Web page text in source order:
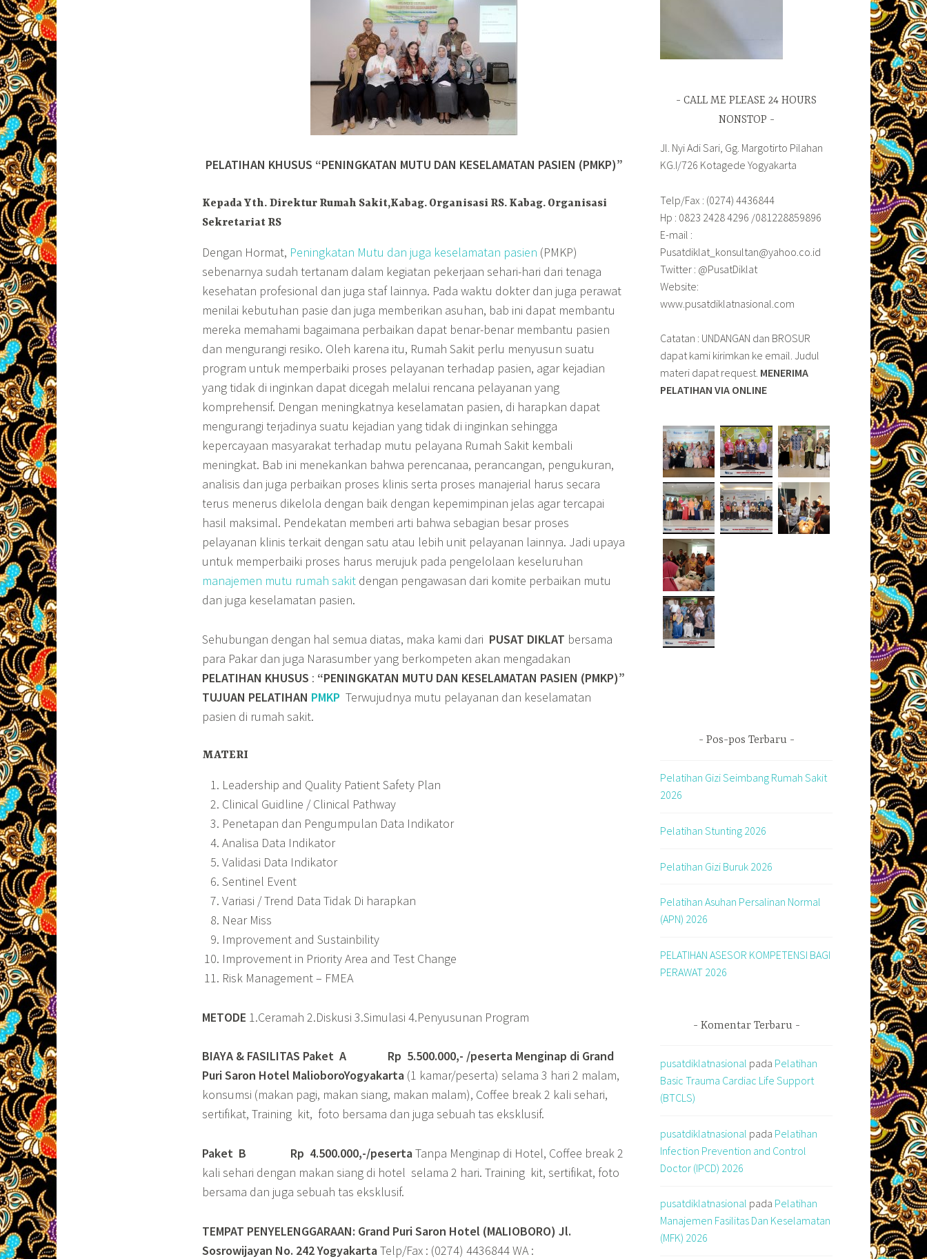
PELATIHAN KHUSUS “PENINGKATAN MUTU DAN KESELAMATAN PASIEN (PMKP)”
Kepada Yth. Direktur Rumah Sakit,Kabag. Organisasi RS. Kabag. Organisasi
Sekretariat RS
Dengan Hormat, Peningkatan Mutu dan juga keselamatan pasien (PMKP)
sebenarnya sudah tertanam dalam kegiatan pekerjaan sehari-hari dari tenaga
kesehatan profesional dan juga staf lainnya. Pada waktu dokter dan juga perawat
menilai kebutuhan pasie dan juga memberikan asuhan, bab ini dapat membantu
mereka memahami bagaimana perbaikan dapat benar-benar membantu pasien
dan mengurangi resiko. Oleh karena itu, Rumah Sakit perlu menyusun suatu
program untuk memperbaiki proses pelayanan terhadap pasien, agar kejadian
yang tidak di inginkan dapat dicegah melalui rencana pelayanan yang
komprehensif. Dengan meningkatnya keselamatan pasien, di harapkan dapat
mengurangi terjadinya suatu kejadian yang tidak di inginkan sehingga
kepercayaan masyarakat terhadap mutu pelayana Rumah Sakit kembali
meningkat. Bab ini menekankan bahwa perencanaa, perancangan, pengukuran,
analisis dan juga perbaikan proses klinis serta proses manajerial harus secara
terus menerus dikelola dengan baik dengan kepemimpinan jelas agar tercapai
hasil maksimal. Pendekatan memberi arti bahwa sebagian besar proses
pelayanan klinis terkait dengan satu atau lebih unit pelayanan lainnya. Jadi upaya
untuk memperbaiki proses harus merujuk pada pengelolaan keseluruhan
manajemen mutu rumah sakit dengan pengawasan dari komite perbaikan mutu
dan juga keselamatan pasien.
Sehubungan dengan hal semua diatas, maka kami dari PUSAT DIKLAT bersama
para Pakar dan juga Narasumber yang berkompeten akan mengadakan
PELATIHAN KHUSUS : “PENINGKATAN MUTU DAN KESELAMATAN PASIEN (PMKP)”
TUJUAN PELATIHAN PMKP Terwujudnya mutu pelayanan dan keselamatan
pasien di rumah sakit.
MATERI
Leadership and Quality Patient Safety Plan
Clinical Guidline / Clinical Pathway
Penetapan dan Pengumpulan Data Indikator
Analisa Data Indikator
Validasi Data Indikator
Sentinel Event
Variasi / Trend Data Tidak Di harapkan
Near Miss
Improvement and Sustainbility
Improvement in Priority Area and Test Change
Risk Management – FMEA
METODE 1.Ceramah 2.Diskusi 3.Simulasi 4.Penyusunan Program
BIAYA & FASILITAS Paket A Rp 5.500.000,- /peserta Menginap di Grand
Puri Saron Hotel MalioboroYogyakarta (1 kamar/peserta) selama 3 hari 2 malam,
konsumsi (makan pagi, makan siang, makan malam), Coffee break 2 kali sehari,
sertifikat, Training kit, foto bersama dan juga sebuah tas eksklusif.
Paket B Rp 4.500.000,-/pesertaTanpa Menginap di Hotel, Coffee break 2
kali sehari dengan makan siang di hotel selama 2 hari. Training kit, sertifikat, foto
bersama dan juga sebuah tas eksklusif.
TEMPAT PENYELENGGARAAN: Grand Puri Saron Hotel (MALIOBORO) Jl.
Sosrowijayan No. 242 YogyakartaTelp/Fax : (0274) 4436844 WA :
CALL ME PLEASE 24 HOURS
NONSTOP
Jl. Nyi Adi Sari, Gg. Margotirto Pilahan
KG.I/726 Kotagede Yogyakarta
Telp/Fax : (0274) 4436844
Hp : 0823 2428 4296 /081228859896
E-mail :
Pusatdiklat_konsultan@yahoo.co.id
Twitter : @PusatDiklat
Website:
www.pusatdiklatnasional.com
Catatan : UNDANGAN dan BROSUR
dapat kami kirimkan ke email. Judul
materi dapat request. MENERIMA
PELATIHAN VIA ONLINE
Pos-pos Terbaru
Pelatihan Gizi Seimbang Rumah Sakit
2026
Pelatihan Stunting 2026
Pelatihan Gizi Buruk 2026
Pelatihan Asuhan Persalinan Normal
(APN) 2026
PELATIHAN ASESOR KOMPETENSI BAGI
PERAWAT 2026
Komentar Terbaru
pusatdiklatnasional pada Pelatihan
Basic Trauma Cardiac Life Support
(BTCLS)
pusatdiklatnasional pada Pelatihan
Infection Prevention and Control
Doctor (IPCD) 2026
pusatdiklatnasional pada Pelatihan
Manajemen Fasilitas Dan Keselamatan
(MFK) 2026